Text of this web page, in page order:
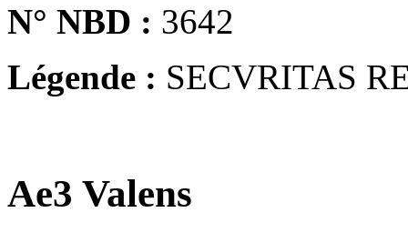
N° NBD : 3642
Légende : SECVRITAS
Ae3 Valens